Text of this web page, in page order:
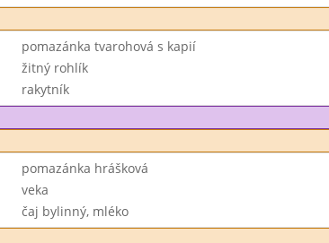
pomazánka tvarohová s kapií
žitný rohlík
rakytník
pomazánka hrášková
veka
čaj bylinný, mléko